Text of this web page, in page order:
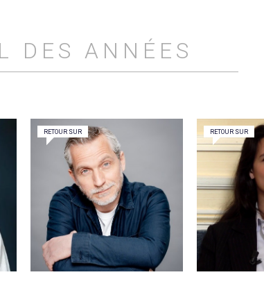
DES ANNÉES
RETOUR SUR RETOUR SUR